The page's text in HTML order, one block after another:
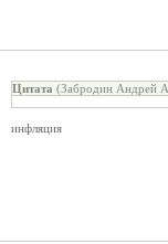
Цитата (Забродин Андрей
инфляция